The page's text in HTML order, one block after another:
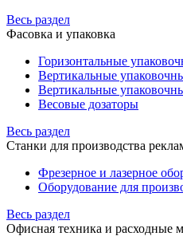
Весь раздел
Фасовка и упаковка
Горизонтальные
Вертикальные
Вертикальные
Весовые дозаторы
Весь раздел
Станки для производства
Фрезерное и лазерное
Оборудование для
Весь раздел
Офисная техника и расходные